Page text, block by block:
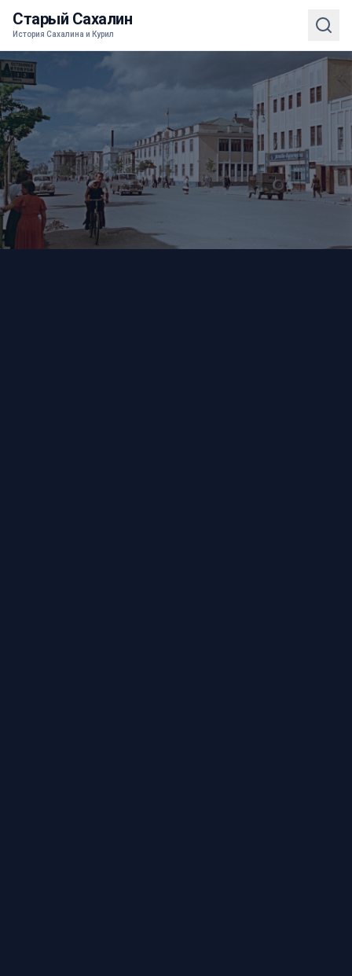
Старый Сахалин
История Сахалина и Курил